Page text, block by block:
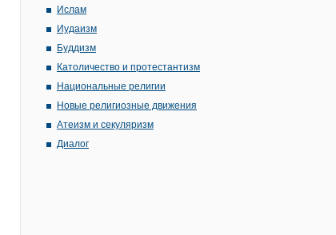
Ислам
Иудаизм
Буддизм
Католичество и протестантизм
Национальные религии
Новые религиозные движения
Атеизм и секуляризм
Диалог